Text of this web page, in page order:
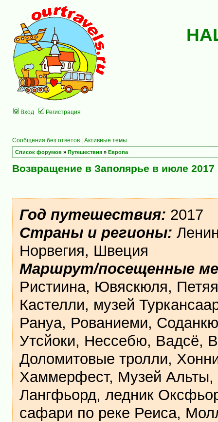
Вход Регистрация
Сообщения без ответов | Активные темы
Список форумов » Путешествия » Европа
Возвращение в Заполярье в июле 2017
Год путешествия: 2017
Страны и регионы:
Норвегия, Швеция
Маршрут/посещенные
Ристиина, Ювяскюля,
Кастелли, музей
Рануа, Рованиеми,
Утсйоки, Нессебю, Вадсё,
Доломитовые тролли,
Хаммерфест, Музей Альты,
Лангфьорд, ледник
сафари по реке Реиса,